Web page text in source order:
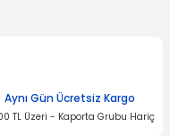
Aynı Gün Ücretsiz Kargo
TL Üzeri - Kaporta Grubu Hariç